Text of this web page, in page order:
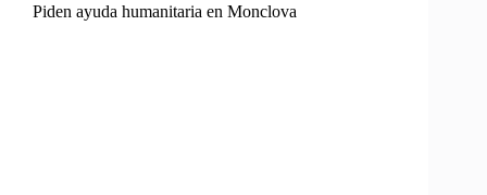
Piden ayuda humanitaria en Monclova